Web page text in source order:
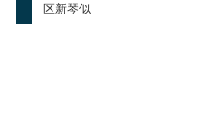
区新琴似